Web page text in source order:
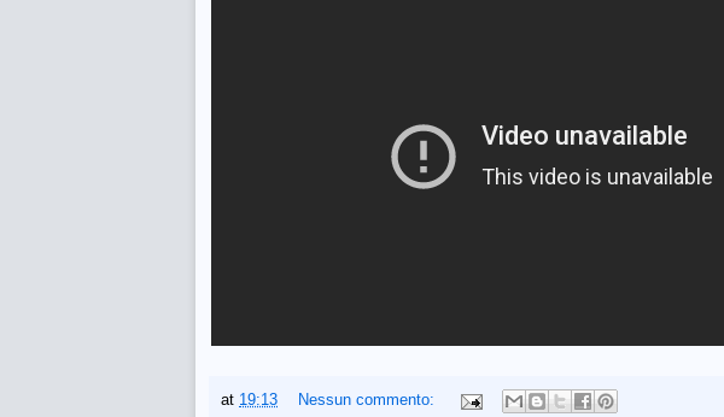
at 19:13 Nessun commento: